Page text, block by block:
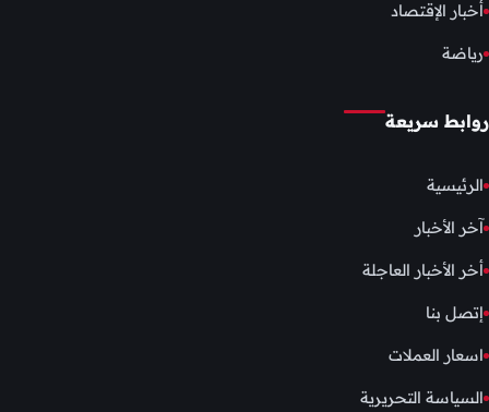
أخبار الإقتصاد
رياضة
روابط سريعة
الرئيسية
آخر الأخبار
أخر الأخبار العاجلة
إتصل بنا
اسعار العملات
السياسة التحريرية